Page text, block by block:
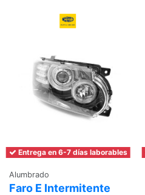
Entrega en 6-7 días laborables
Alumbrado
Faro E Intermitente